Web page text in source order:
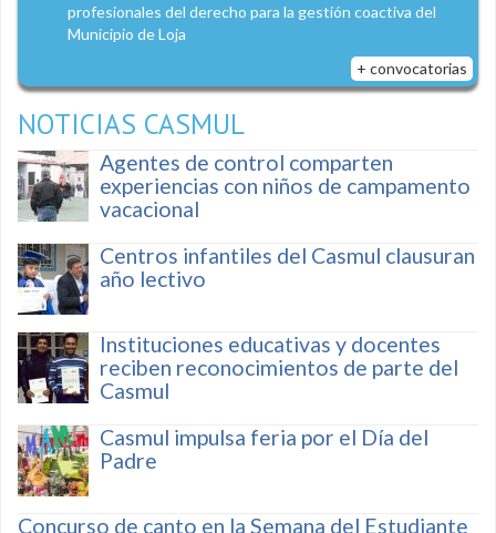
profesionales del derecho para la gestión coactiva del
Municipio de Loja
+ convocatorias
NOTICIAS CASMUL
Agentes de control comparten
experiencias con niños de campamento
vacacional
Centros infantiles del Casmul clausuran
año lectivo
Instituciones educativas y docentes
reciben reconocimientos de parte del
Casmul
Casmul impulsa feria por el Día del
Padre
Concurso de canto en la Semana del Estudiante